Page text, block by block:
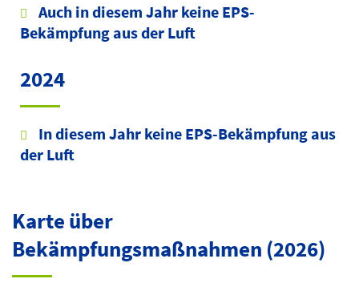
Auch in diesem Jahr keine EPS-
Bekämpfung aus der Luft
2024
In diesem Jahr keine EPS-Bekämpfung aus
der Luft
Karte über
Bekämpfungsmaßnahmen (2026)